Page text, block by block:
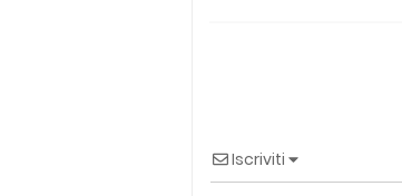
Iscriviti